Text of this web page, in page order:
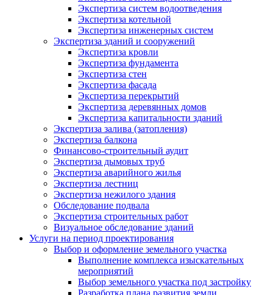
Экспертиза систем водоотведения
Экспертиза котельной
Экспертиза инженерных систем
Экспертиза зданий и сооружений
Экспертиза кровли
Экспертиза фундамента
Экспертиза стен
Экспертиза фасада
Экспертиза перекрытий
Экспертиза деревянных домов
Экспертиза капитальности зданий
Экспертиза залива (затопления)
Экспертиза балкона
Финансово-строительный аудит
Экспертиза дымовых труб
Экспертиза аварийного жилья
Экспертиза лестниц
Экспертиза нежилого здания
Обследование подвала
Экспертиза строительных работ
Визуальное обследование зданий
Услуги на период проектирования
Выбор и оформление земельного участка
Выполнение комплекса изыскательных
мероприятий
Выбор земельного участка под застройку
Разработка плана развития земли